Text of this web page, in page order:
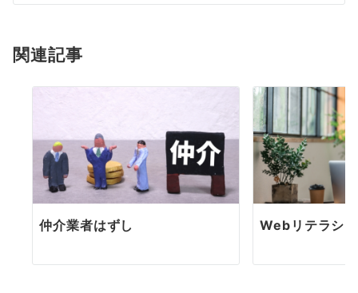
ョ
関連記事
仲介業者はずし Webリテラシー